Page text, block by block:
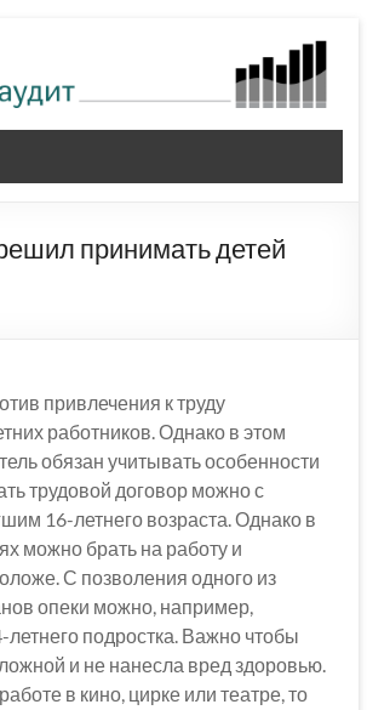
принимать детей
привлечения к труду
работников. Однако в этом
обязан учитывать особенности
трудовой договор можно с
16-летнего возраста. Однако в
можно брать на работу и
С позволения одного из
опеки можно, например,
летнего подростка. Важно чтобы
и не нанесла вред здоровью.
в кино, цирке или театре, то